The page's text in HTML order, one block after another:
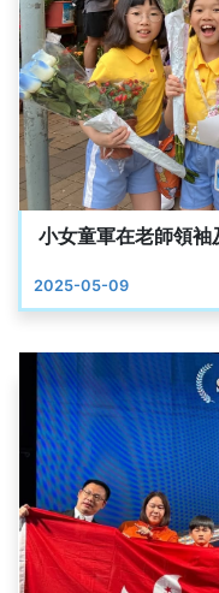
小女童軍在老師領
2025-05-09